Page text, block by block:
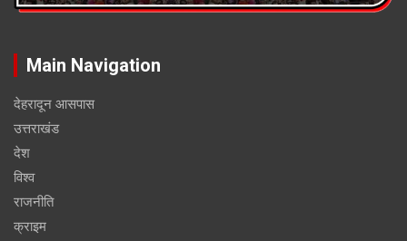
Main Navigation
देहरादून आसपास
उत्तराखंड
देश
विश्व
राजनीति
क्राइम